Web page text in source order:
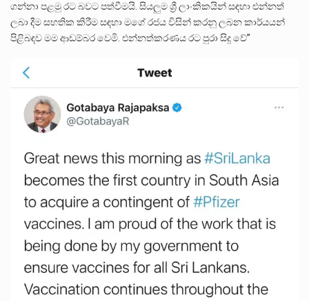
ගන්නා පළමු රට බවට පත්වීමයි. සියලුම ශ්‍රී ලාංකිකයින් සඳහා එන්නත්
ලබා දීම සහතික කිරීම සඳහා මගේ රජය විසින් කරනු ලබන කාර්යයන්
පිළිබඳව මම ආඩම්බර වෙමි. එන්නත්කරණය රට පුරා සිදු වේ”